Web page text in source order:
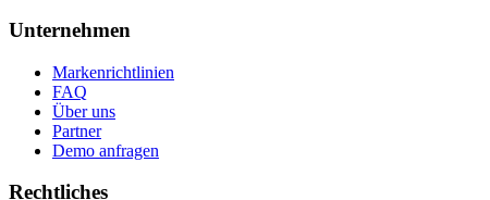
Unternehmen
Markenrichtlinien
FAQ
Über uns
Partner
Demo anfragen
Rechtliches